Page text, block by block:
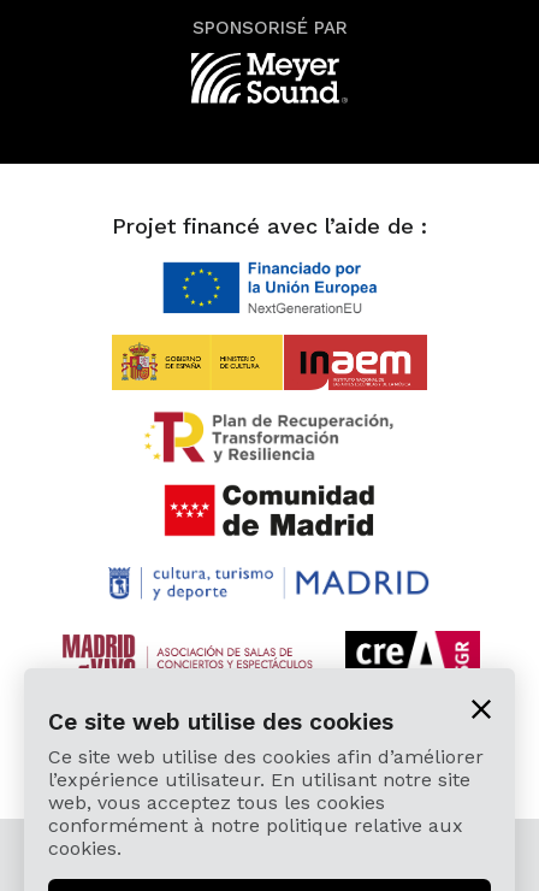
SPONSORISÉ PAR
Projet financé avec l’aide de :
© 2026 Cardamomo Flamenco Madrid - Tous droits
réservés.
Ce site web utilise des cookies
Ce site web utilise des cookies afin d’améliorer
l’expérience utilisateur. En utilisant notre site
web, vous acceptez tous les cookies
conformément à notre politique relative aux
cookies.